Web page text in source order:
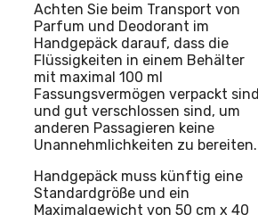
Achten Sie beim Transport von
Parfum und Deodorant im
Handgepäck darauf, dass die
Flüssigkeiten in einem Behälter
mit maximal 100 ml
Fassungsvermögen verpackt sind
und gut verschlossen sind, um
anderen Passagieren keine
Unannehmlichkeiten zu bereiten.
Handgepäck muss künftig eine
Standardgröße und ein
Maximalgewicht von 50 cm x 40